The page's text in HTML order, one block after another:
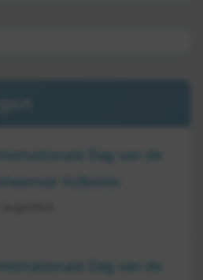
Internationale Dag van de
Internationale Dag van de